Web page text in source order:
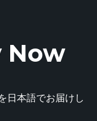
Now
日本語でお届けし